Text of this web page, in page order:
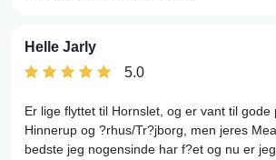
Helle Jarly
5.0
Er lige flyttet til Hornslet, og er vant til gode
Hinnerup og ?rhus/Tr?jborg, men jeres
bedste jeg nogensinde har f?et og nu er